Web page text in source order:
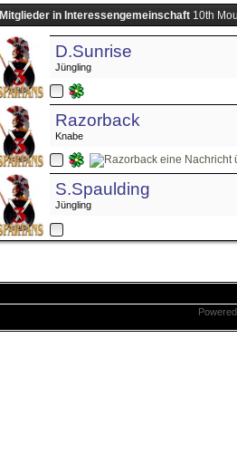
Mitglieder in Interessengemeinschaft 10th
D.Sunrise
Jüngling
Razorback
Knabe
S.Spaulding
Jüngling